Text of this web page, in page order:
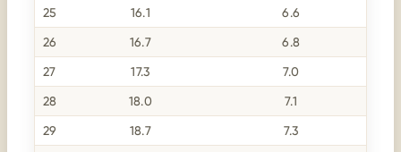
25 16.1 6.6
26 16.7 6.8
27 17.3 7.0
28 18.0 7.1
29 18.7 7.3